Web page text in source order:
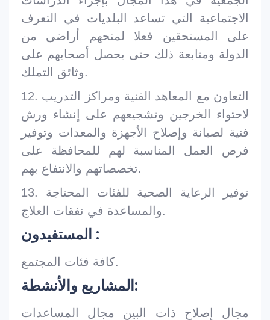
الاجتماعية التي تساعد البلديات في التعرف
على المستحقين فعلا لمنحهم أراضي من
الدولة ومتابعة ذلك حتى يحصل أصحابهم على
وثائق التملك.
12. التعاون مع المعاهد الفنية ومراكز التدريب
لاحتواء الخرجين وتشجيعهم على إنشاء ورش
فنية لصيانة وإصلاح الأجهزة والمعدات وتوفير
فرص العمل المناسبة لهم للمحافظة على
تخصصاتهم والانتفاع بهم.
13. توفير الرعاية الصحية للفئات المحتاجة
والمساعدة في نفقات العلاج.
المستفيدون :
كافة فئات المجتمع.
المشاريع والأنشطة:
مجال إصلاح ذات البين مجال المساعدات